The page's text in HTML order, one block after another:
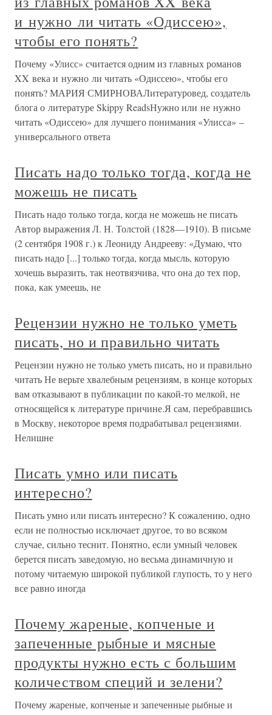
и нужно ли читать «Одиссею»,
чтобы его понять?
Почему «Улисс» считается одним из главных романов
XX века и нужно ли читать «Одиссею», чтобы его
понять? МАРИЯ СМИРНОВАЛитературовед, создатель
блога о литературе Skippy ReadsНужно или не нужно
читать «Одиссею» для лучшего понимания «Улисса» –
универсального ответа
Писать надо только тогда, когда не
можешь не писать
Писать надо только тогда, когда не можешь не писать
Автор выражения Л. Н. Толстой (1828—1910). В письме
(2 сентября 1908 г.) к Леониду Андрееву: «Думаю, что
писать надо [...] только тогда, когда мысль, которую
хочешь выразить, так неотвязчива, что она до тех пор,
пока, как умеешь, не
Рецензии нужно не только уметь
писать, но и правильно читать
Рецензии нужно не только уметь писать, но и правильно
читать Не верьте хвалебным рецензиям, в конце которых
вам отказывают в публикации по какой-то мелкой, не
относящейся к литературе причине.Я сам, перебравшись
в Москву, некоторое время подрабатывал рецензиями.
Нелишне
Писать умно или писать
интересно?
Писать умно или писать интересно? К сожалению, одно
если не полностью исключает другое, то во всяком
случае, сильно теснит. Понятно, если умный человек
берется писать заведомую, но весьма динамичную и
потому читаемую широкой публикой глупость, то у него
все равно иногда
Почему жареные, копченые и
запеченные рыбные и мясные
продукты нужно есть с большим
количеством специй и зелени?
Почему жареные, копченые и запеченные рыбные и